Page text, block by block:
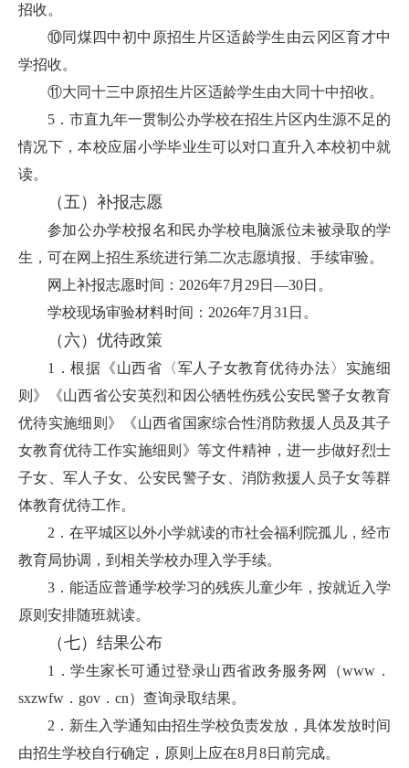
招收。
⑩同煤四中初中原招生片区适龄学生由云冈区育才中
学招收。
⑪大同十三中原招生片区适龄学生由大同十中招收。
5．市直九年一贯制公办学校在招生片区内生源不足的
情况下，本校应届小学毕业生可以对口直升入本校初中就
读。
（五） 补报志愿
参加公办学校报名和民办学校电脑派位未被录取的学
生，可在网上招生系统进行第二次志愿填报、手续审验。
网上补报志愿时间：2026年7月29日—30日。
学校现场审验材料时间：2026年7月31日。
（六） 优待政策
1．根据《山西省〈军人子女教育优待办法〉实施细
则》《山西省公安英烈和因公牺牲伤残公安民警子女教育
优待实施细则》《山西省国家综合性消防救援人员及其子
女教育优待工作实施细则》等文件精神，进一步做好烈士
子女、军人子女、公安民警子女、消防救援人员子女等群
体教育优待工作。
2．在平城区以外小学就读的市社会福利院孤儿，经市
教育局协调，到相关学校办理入学手续。
3．能适应普通学校学习的残疾儿童少年，按就近入学
原则安排随班就读。
（七） 结果公布
1．学生家长可通过登录山西省政务服务网（www．
sxzwfw．gov．cn）查询录取结果。
2．新生入学通知由招生学校负责发放，具体发放时间
由招生学校自行确定，原则上应在8月8日前完成。